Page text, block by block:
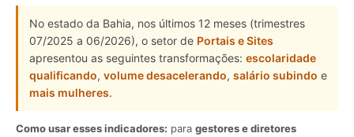
No estado da Bahia, nos últimos 12 meses (trimestres
07/2025 a 06/2026), o setor de Portais e Sites
apresentou as seguintes transformações: escolaridade
qualificando, volume desacelerando, salário subindo e
mais mulheres.
Como usar esses indicadores: para gestores e diretores